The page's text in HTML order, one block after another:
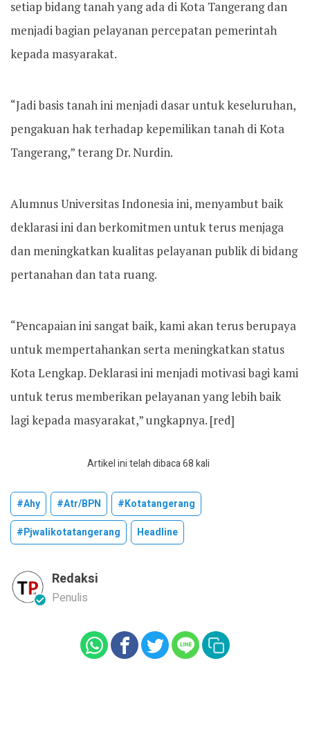
setiap bidang tanah yang ada di Kota Tangerang dan
menjadi bagian pelayanan percepatan pemerintah
kepada masyarakat.
“Jadi basis tanah ini menjadi dasar untuk keseluruhan,
pengakuan hak terhadap kepemilikan tanah di Kota
Tangerang,” terang Dr. Nurdin.
Alumnus Universitas Indonesia ini, menyambut baik
deklarasi ini dan berkomitmen untuk terus menjaga
dan meningkatkan kualitas pelayanan publik di bidang
pertanahan dan tata ruang.
“Pencapaian ini sangat baik, kami akan terus berupaya
untuk mempertahankan serta meningkatkan status
Kota Lengkap. Deklarasi ini menjadi motivasi bagi kami
untuk terus memberikan pelayanan yang lebih baik
lagi kepada masyarakat,” ungkapnya. [red]
Artikel ini telah dibaca 68 kali
#ahy #atr/BPN
#kotatangerang
#pjwalikotatangerang
Headline
Redaksi
Penulis